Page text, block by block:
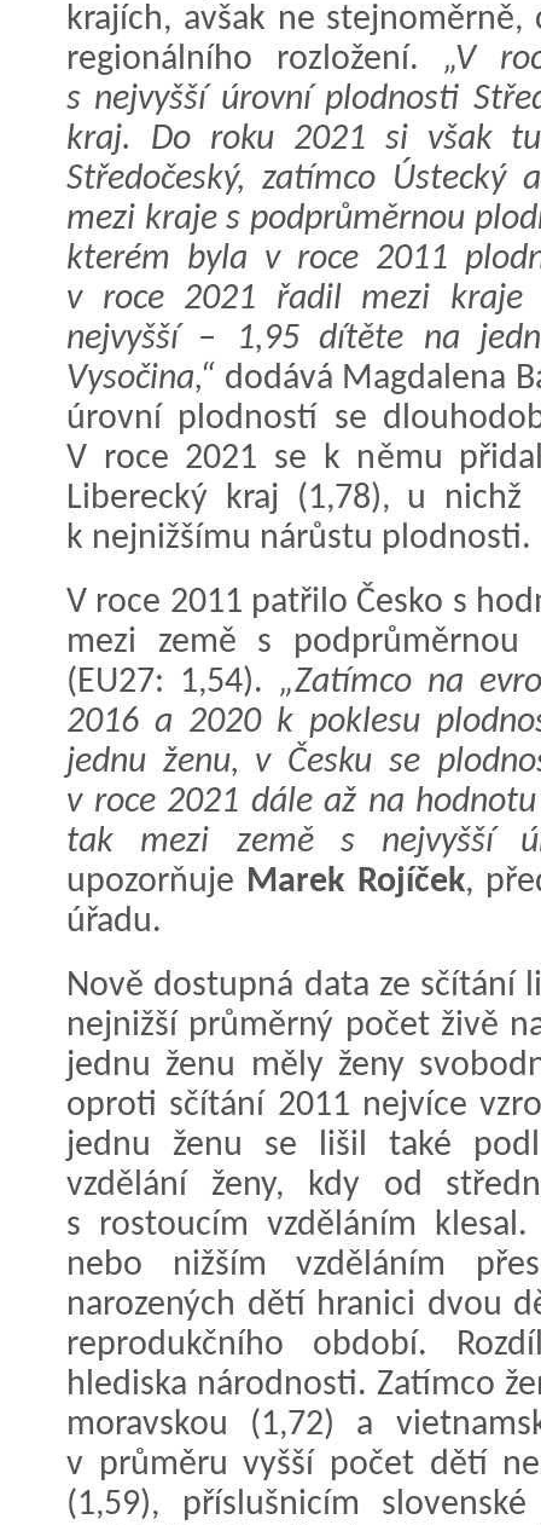
krajích, avšak ne
regionálního rozložení. „V
s nejvyšší úrovní plodnosti
kraj. Do roku 2021 si však
Středočeský, zatímco Ústecký
mezi kraje s podprůměrnou
kterém byla v roce 2011
v roce 2021 řadil mezi kraje
nejvyšší – 1,95 dítěte na
Vysočina,“ dodává Magdalena
úrovní plodností se
V roce 2021 se k němu
Liberecký kraj (1,78), u
k nejnižšímu nárůstu plodnosti.
V roce 2011 patřilo Česko s
mezi země s
(EU27: 1,54). „Zatímco na
2016 a 2020 k poklesu
jednu ženu, v Česku se
v roce 2021 dále až na
tak mezi země s nejvyšší
upozorňuje Marek Rojíček,
úřadu.
Nově dostupná data ze sčítání
nejnižší průměrný počet živě
jednu ženu měly ženy
oproti sčítání 2011 nejvíce
jednu ženu se lišil také
vzdělání ženy, kdy od
s rostoucím vzděláním
nebo nižším vzděláním
narozených dětí hranici dvou
reprodukčního období.
hlediska národnosti. Zatímco
moravskou (1,72) a
v průměru vyšší počet dětí
(1,59), příslušnicím